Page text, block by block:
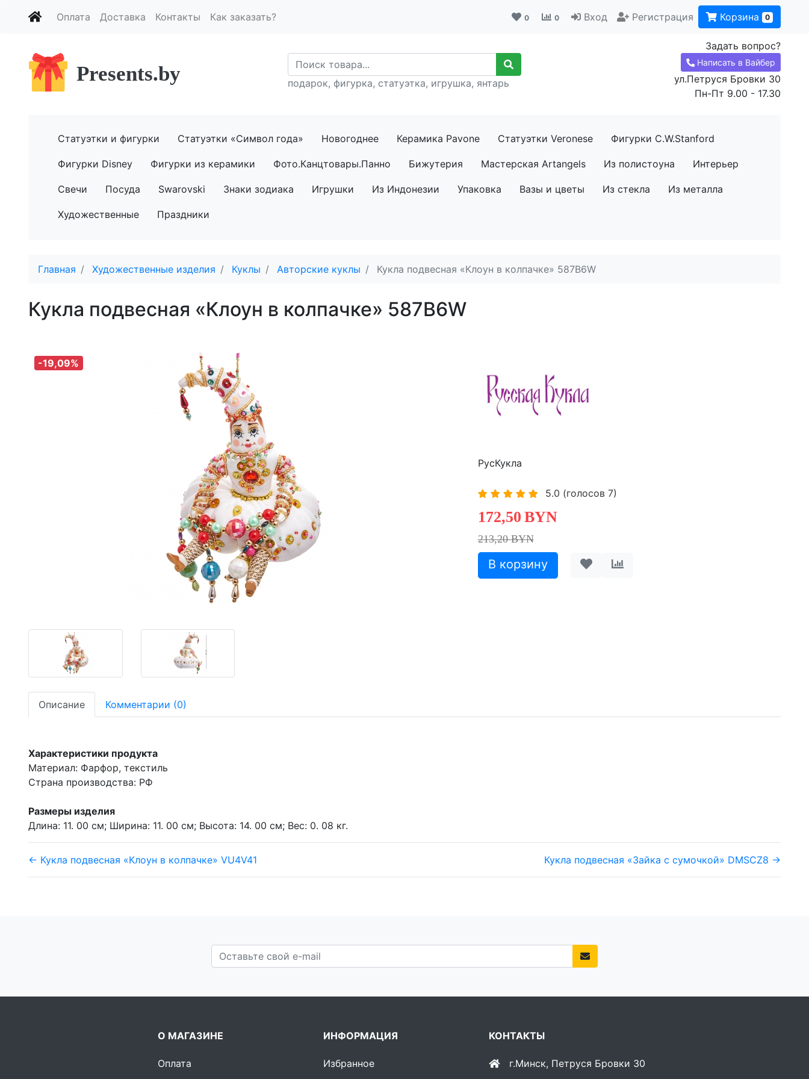
Оплата Доставка Контакты Как заказать? 0 0 Вход Регистрация Корзина 0
Presents.by подарок, фигурка, статуэтка, игрушка, янтарь
Задать вопрос?
Написать в Вайбер
ул.Петруся Бровки 30
Пн-Пт 9.00 - 17.30
Статуэтки и фигурки Статуэтки «Символ года» Новогоднее Керамика Pavone Статуэтки Veronese Фигурки C.W.Stanford
Фигурки Disney Фигурки из керамики Фото.Канцтовары.Панно Бижутерия Мастерская Artangels Из полистоуна Интерьер
Свечи Посуда Swarovski Знаки зодиака Игрушки Из Индонезии Упаковка Вазы и цветы Из стекла Из металла
Художественные Праздники
Главная Художественные изделия Куклы Авторские куклы Кукла подвесная «Клоун в колпачке» 587B6W
Кукла подвесная «Клоун в колпачке» 587B6W
-19,09%
-19,09%
РусКукла
5.0 (голосов 7)
172,50 BYN
213,20 BYN
Описание Комментарии (0)
Характеристики продукта
Материал: Фарфор, текстиль
Страна производства: РФ
Размеры изделия
Длина: 11. 00 см; Ширина: 11. 00 см; Высота: 14. 00 см; Вес: 0. 08 кг.
← Кукла подвесная «Клоун в колпачке» VU4V41 Кукла подвесная «Зайка с сумочкой» DMSCZ8 →
О МАГАЗИНЕ
Оплата
ИНФОРМАЦИЯ
Избранное
КОНТАКТЫ
г.Минск, Петруся Бровки 30